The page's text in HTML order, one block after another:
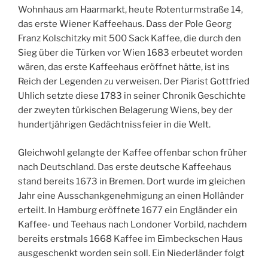
Wohnhaus am Haarmarkt, heute Rotenturmstraße 14,
das erste Wiener Kaffeehaus. Dass der Pole Georg
Franz Kolschitzky mit 500 Sack Kaffee, die durch den
Sieg über die Türken vor Wien 1683 erbeutet worden
wären, das erste Kaffeehaus eröffnet hätte, ist ins
Reich der Legenden zu verweisen. Der Piarist Gottfried
Uhlich setzte diese 1783 in seiner Chronik Geschichte
der zweyten türkischen Belagerung Wiens, bey der
hundertjährigen Gedächtnissfeier in die Welt.
Gleichwohl gelangte der Kaffee offenbar schon früher
nach Deutschland. Das erste deutsche Kaffeehaus
stand bereits 1673 in Bremen. Dort wurde im gleichen
Jahr eine Ausschankgenehmigung an einen Holländer
erteilt. In Hamburg eröffnete 1677 ein Engländer ein
Kaffee- und Teehaus nach Londoner Vorbild, nachdem
bereits erstmals 1668 Kaffee im Eimbeckschen Haus
ausgeschenkt worden sein soll. Ein Niederländer folgt